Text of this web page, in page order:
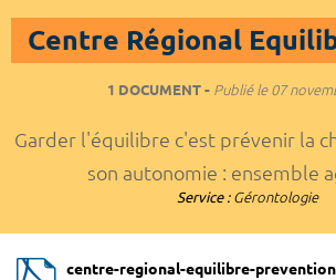
Centre Régional
1 DOCUMENT Publié le07
Garder l'équilibre c'est prévenir la
son autonomie : ensemble
Service : Gérontologie
centre-regional-equilibre-